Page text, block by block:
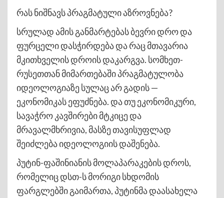
რას ნიშნავს პრაგმატული აზროვნება?
სრულად ამის განმარტებას ბევრი დრო და
ფურცელი დასჭირდება და რაც მთავარია
მკითხველის დროის დაკარგვა. სომხეთ-
რუსეთთან მიმართებაში პრაგმატულობა
იდეოლოგიაზე სულაც არ გადის —
ეკონომიკას ეფუძნება. და თუ ეკონომიკური,
სავაჭრო კავშირები მტკიცე და
მრავალმხრივია, მასზე თავისუფლად
შეიძლება იდეოლოგიის დაშენება.
პუტინ-ფაშინიანის მოლაპარაკების დროს,
რომელიც დსთ-ს მორიგი სხდომის
ფარგლებში გაიმართა, პუტინმა დაასახელა